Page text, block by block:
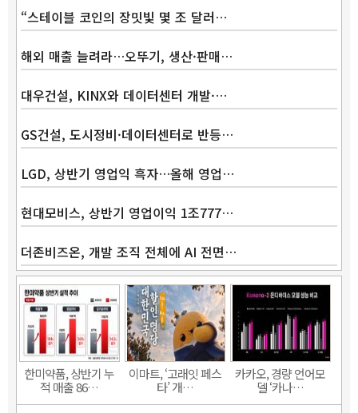
“스테이블 코인의 장밋빛 몇 조 달러…
해외 매출 늘려라…오뚜기, 생산·판매…
대우건설, KINX와 데이터센터 개발·…
GS건설, 도시정비·데이터센터로 반등…
LGD, 상반기 영업익 흑자…올해 영업…
현대모비스, 상반기 영업이익 1조777…
더존비즈온, 개발 조직 전체에 AI 전면…
한미약품, 상반기 누
적 매출 86…
이마트, ‘고래잇 페스
타’ 개…
카카오, 경량 언어모
델 ‘카나…